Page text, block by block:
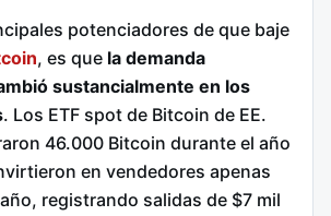
potenciadores de que baje
, es que la demanda
sustancialmente en los
. Los ETF spot de Bitcoin de EE.
46.000 Bitcoin durante el año
en vendedores apenas
registrando salidas de $7 mil